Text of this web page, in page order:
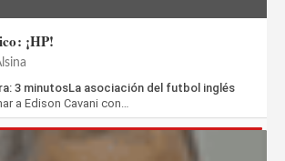
¡HP!
3 minutosLa asociación del futbol inglés
a Edison Cavani con…